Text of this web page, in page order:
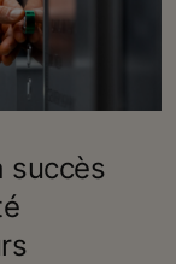
succès